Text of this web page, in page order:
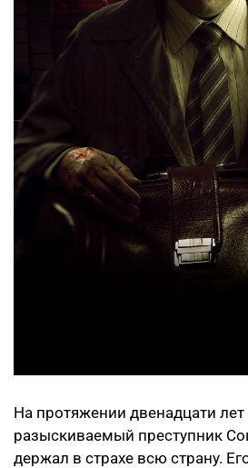
На протяжении двенадцати
разыскиваемый преступник
держал в страхе всю страну.